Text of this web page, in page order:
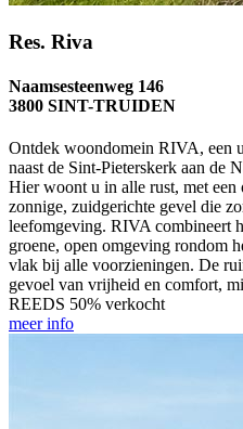
Res. Riva
Naamsesteenweg 146
3800 SINT-TRUIDEN
Ontdek woondomein RIVA, een
naast de Sint-Pieterskerk aan de
Hier woont u in alle rust, met een
zonnige, zuidgerichte gevel die
leefomgeving. RIVA combineert
groene, open omgeving rondom
vlak bij alle voorzieningen. De
gevoel van vrijheid en comfort,
REEDS 50% verkocht
meer info